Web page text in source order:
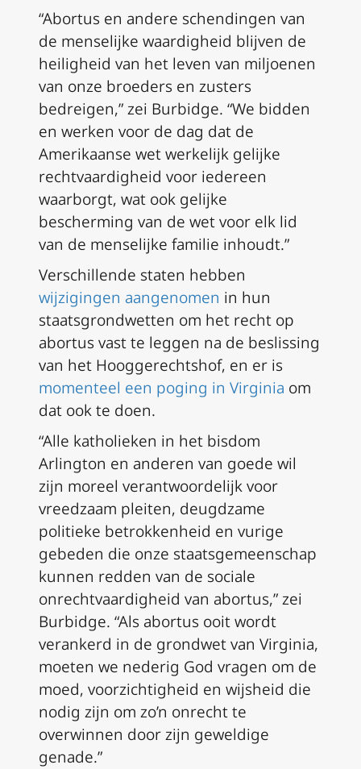
“Abortus en andere schendingen van
de menselijke waardigheid blijven de
heiligheid van het leven van miljoenen
van onze broeders en zusters
bedreigen,” zei Burbidge. “We bidden
en werken voor de dag dat de
Amerikaanse wet werkelijk gelijke
rechtvaardigheid voor iedereen
waarborgt, wat ook gelijke
bescherming van de wet voor elk lid
van de menselijke familie inhoudt.”
Verschillende staten hebben
wijzigingen aangenomen in hun
staatsgrondwetten om het recht op
abortus vast te leggen na de beslissing
van het Hooggerechtshof, en er is
momenteel een poging in Virginia om
dat ook te doen.
“Alle katholieken in het bisdom
Arlington en anderen van goede wil
zijn moreel verantwoordelijk voor
vreedzaam pleiten, deugdzame
politieke betrokkenheid en vurige
gebeden die onze staatsgemeenschap
kunnen redden van de sociale
onrechtvaardigheid van abortus,” zei
Burbidge. “Als abortus ooit wordt
verankerd in de grondwet van Virginia,
moeten we nederig God vragen om de
moed, voorzichtigheid en wijsheid die
nodig zijn om zo’n onrecht te
overwinnen door zijn geweldige
genade.”